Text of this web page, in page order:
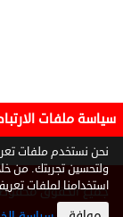
جميع الحقوق
2026
سياسة ملفات
نحن نستخدم ملفات
ولتحسين تجربتك. من
استخدامنا لملفات